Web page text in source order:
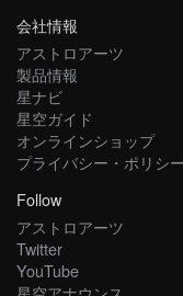
会社情報
アストロアーツ
製品情報
星ナビ
星空ガイド
オンラインショップ
プライバシー・ポリシー
Follow
アストロアーツ
Twitter
YouTube